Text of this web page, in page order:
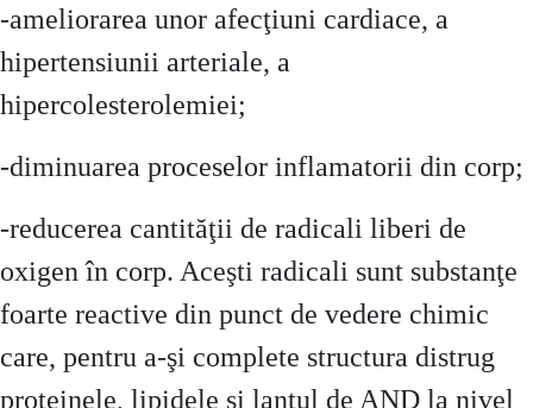
-ameliorarea unor afecţiuni cardiace, a
hipertensiunii arteriale, a
hipercolesterolemiei;
-diminuarea proceselor inflamatorii din corp;
-reducerea cantităţii de radicali liberi de
oxigen în corp. Aceşti radicali sunt substanţe
foarte reactive din punct de vedere chimic
care, pentru a-şi complete structura distrug
proteinele, lipidele şi lanţul de AND la nivel